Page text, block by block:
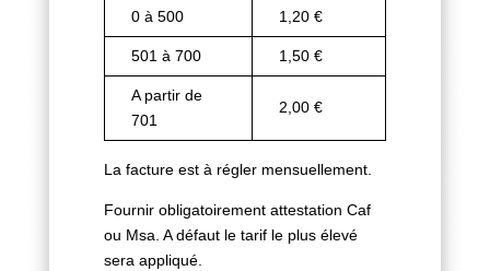
0 à 500 1,20 €
501 à 700 1,50 €
A partir de
701
2,00 €
La facture est à régler mensuellement.
Fournir obligatoirement attestation Caf
ou Msa. A défaut le tarif le plus élevé
sera appliqué.